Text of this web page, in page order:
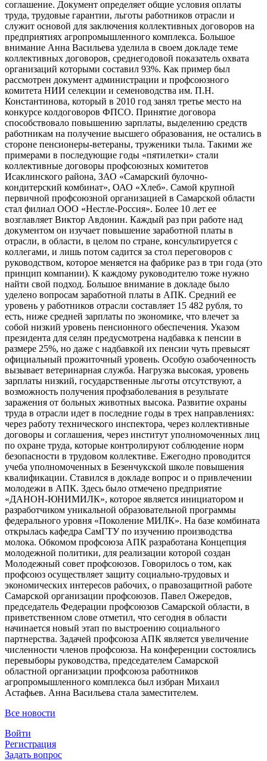
соглашение. Документ определяет общие условия оплаты
труда, трудовые гарантии, льготы работников отрасли и
служит основой для заключения коллективных договоров на
предприятиях агропромышленного комплекса. Большое
внимание Анна Васильева уделила в своем докладе теме
коллективных договоров, среднегодовой показатель охвата
организаций которыми составил 93%. Как пример был
рассмотрен документ администрации и профсоюзного
комитета НИИ селекции и семеноводства им. П.Н.
Константинова, который в 2010 год занял третье место на
конкурсе колдоговоров ФПСО. Принятие договора
способствовало повышению зарплаты, выделению средств
работникам на получение высшего образования, не остались в
стороне пенсионеры-ветераны, труженики тыла. Такими же
примерами в последующие годы «пятилетки» стали
коллективные договоры профсоюзных комитетов
Исаклинского района, ЗАО «Самарский булочно-
кондитерский комбинат», ОАО «Хлеб». Самой крупной
первичной профсоюзной организацией в Самарской области
стал филиал ООО «Нестле-Россия». Более 10 лет ее
возглавляет Виктор Авдонин. Каждый раз при работе над
документом он изучает повышение заработной платы в
отрасли, в области, в целом по стране, консультируется с
коллегами, и лишь потом садится за стол переговоров с
руководством, которое меняется на фабрике раз в три года (это
принцип компании). К каждому руководителю тоже нужно
найти свой подход. Большое внимание в докладе было
уделено вопросам заработной платы в АПК. Средний ее
уровень у работников отрасли составляет 15 482 рубля, то
есть, ниже средней зарплаты по экономике, что влечет за
собой низкий уровень пенсионного обеспечения. Указом
президента для селян предусмотрена надбавка к пенсии в
размере 25%, но даже с надбавкой их пенсии чуть превысят
официальный прожиточный уровень. Особую озабоченность
вызывает ветеринарная служба. Нагрузка высокая, уровень
зарплаты низкий, государственные льготы отсутствуют, а
возможность получения профзаболевания в результате
заражения от больных животных высока. Развитие охраны
труда в отрасли идет в последние годы в трех направлениях:
через работу технического инспектора, через коллективные
договоры и соглашения, через институт уполномоченных лиц
по охране труда, которые контролируют соблюдение норм
безопасности в трудовом коллективе. Ежегодно проводится
учеба уполномоченных в Безенчукской школе повышения
квалификации. Ставился в докладе вопрос и о привлечении
молодежи в АПК. Здесь было отмечено предприятие
«ДАНОН-ЮНИМИЛК», которое является инициатором и
разработчиком уникальной образовательной программы
федерального уровня «Поколение МИЛК». На базе комбината
открылась кафедра СамГТУ по изучению производства
молока. Обкомом профсоюза АПК разработана Концепция
молодежной политики, для реализации которой создан
Молодежный совет профсоюзов. Говорилось о том, как
профсоюз осуществляет защиту социально-трудовых и
экономических интересов рабочих, о правозащитной работе
Самарской организации профсоюзов. Павел Ожередов,
председатель Федерации профсоюзов Самарской области, в
приветственном слове отметил, что сегодня в области
начинается новый этап по выстроению социального
партнерства. Задачей профсоюза АПК является увеличение
численности членов профсоюза. На конференции состоялись
перевыборы руководства, председателем Самарской
областной организации профсоюза работников
агропромышленного комплекса был избран Михаил
Астафьев. Анна Васильева стала заместителем.
Все новости
Войти
Регистрация
Задать вопрос